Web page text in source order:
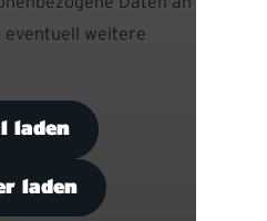
eventuell weitere
laden
laden